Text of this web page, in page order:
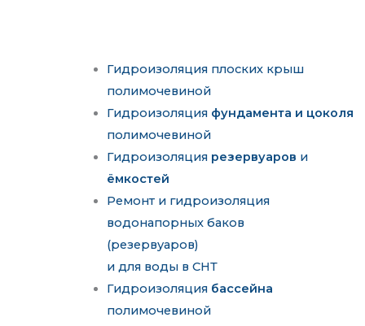
Гидроизоляция плоских крыш
полимочевиной
Гидроизоляция фундамента и цоколя
полимочевиной
Гидроизоляция резервуаров и
ёмкостей
Ремонт и гидроизоляция
водонапорных баков
(резервуаров)
и для воды в СНТ
Гидроизоляция бассейна
полимочевиной